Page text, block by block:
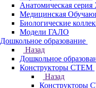
Анатомическая серия
Медицинская
Биологические
Модели ГАЛО
Дошкольное образование
Назад
Дошкольное
Конструкторы СТЕМ
Назад
Конструкторы